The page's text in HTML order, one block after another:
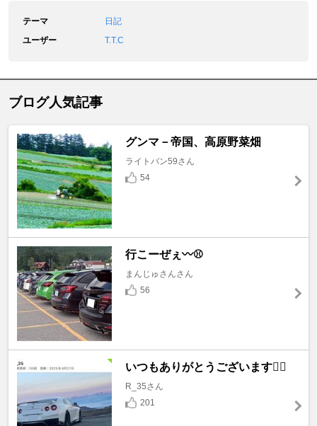
テーマ
日記
ユーザー
T.T.C
ブログ人気記事
グンマ－帝国、高原野菜畑
ライトバン59さん
54
行こーぜぇ〰️⚾
まんじゅさんさん
56
いつもありがとうございます🙇‍♂️
R_35さん
201